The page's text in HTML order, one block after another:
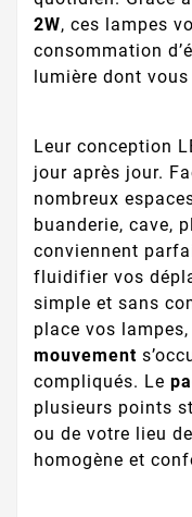
2W, ces lampes
consommation
lumière dont
Leur conception
jour après jour.
nombreux
buanderie, cave,
conviennent
fluidifier vos
simple et sans
place vos
mouvement
compliqués. Le
plusieurs points
ou de votre lieu
homogène et